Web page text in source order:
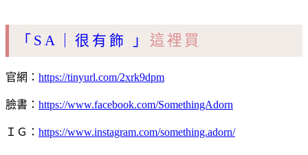
「SA｜很有飾 」 這裡買
官網： https://tinyurl.com/2xrk9dpm
臉書： https://www.facebook.com/SomethingAdorn
ＩＧ： https://www.instagram.com/something.adorn/